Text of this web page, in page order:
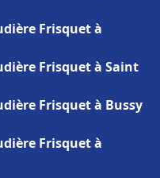
Frisquet à
Frisquet à Saint
Frisquet à Bussy
Frisquet à